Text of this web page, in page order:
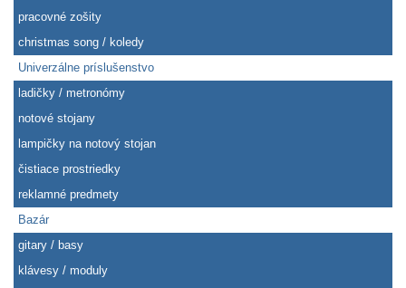
pracovné zošity
christmas song / koledy
Univerzálne príslušenstvo
ladičky / metronómy
notové stojany
lampičky na notový stojan
čistiace prostriedky
reklamné predmety
Bazár
gitary / basy
klávesy / moduly